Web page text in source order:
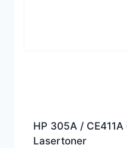
HP 305A /
Lasertoner